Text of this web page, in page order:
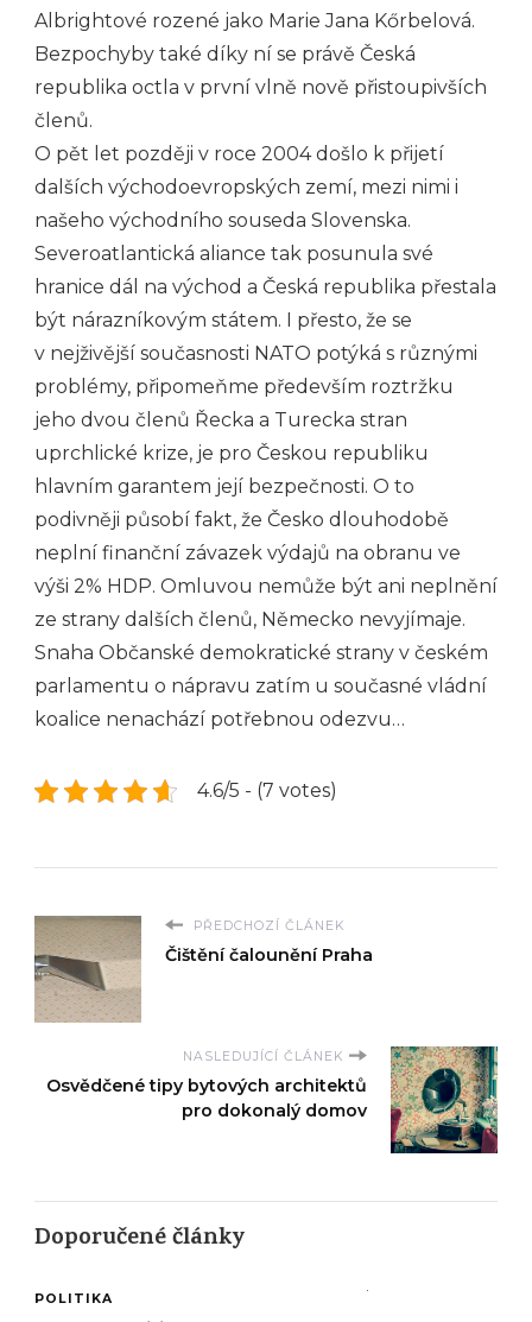
Albrightové rozené jako Marie Jana Kőrbelová.
Bezpochyby také díky ní se právě Česká
republika octla v první vlně nově přistoupivších
členů.
O pět let později v roce 2004 došlo k přijetí
dalších východoevropských zemí, mezi nimi i
našeho východního souseda Slovenska.
Severoatlantická aliance tak posunula své
hranice dál na východ a Česká republika přestala
být nárazníkovým státem. I přesto, že se
v nejživější současnosti NATO potýká s různými
problémy, připomeňme především roztržku
jeho dvou členů Řecka a Turecka stran
uprchlické krize, je pro Českou republiku
hlavním garantem její bezpečnosti. O to
podivněji působí fakt, že Česko dlouhodobě
neplní finanční závazek výdajů na obranu ve
výši 2% HDP. Omluvou nemůže být ani neplnění
ze strany dalších členů, Německo nevyjímaje.
Snaha Občanské demokratické strany v českém
parlamentu o nápravu zatím u současné vládní
koalice nenachází potřebnou odezvu…
4.6/5 - (7 votes)
PŘEDCHOZÍ ČLÁNEK
Čištění čalounění Praha
NASLEDUJÍCÍ ČLÁNEK
Osvědčené tipy bytových architektů
pro dokonalý domov
Doporučené články
POLITIKA